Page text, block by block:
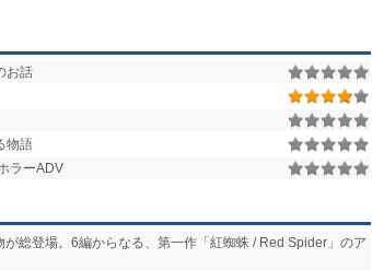
お話
物語
ラーADV
総登場。6編からなる、第一作「紅蜘蛛 / Red Spider」のア